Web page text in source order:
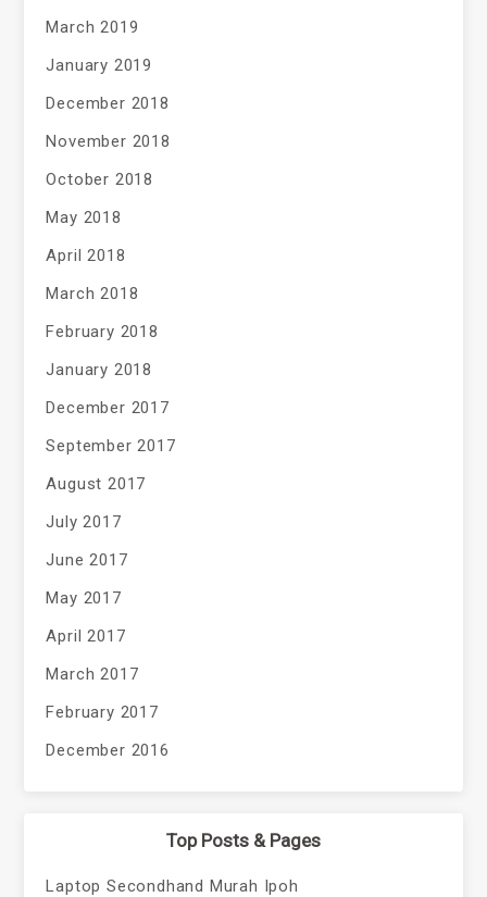
March 2019
January 2019
December 2018
November 2018
October 2018
May 2018
April 2018
March 2018
February 2018
January 2018
December 2017
September 2017
August 2017
July 2017
June 2017
May 2017
April 2017
March 2017
February 2017
December 2016
Top Posts & Pages
Laptop Secondhand Murah Ipoh